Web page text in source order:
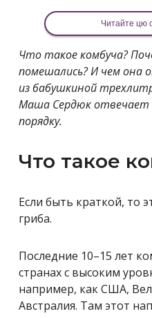
Читайте цю
Что такое комбуча?
помешались? И чем она
из бабушкиной
Маша Сердюк отвечает
порядку.
Что такое
Если быть краткой, то
гриба.
Последние 10–15 лет
странах с высоким
например, как США,
Австралия. Там этот